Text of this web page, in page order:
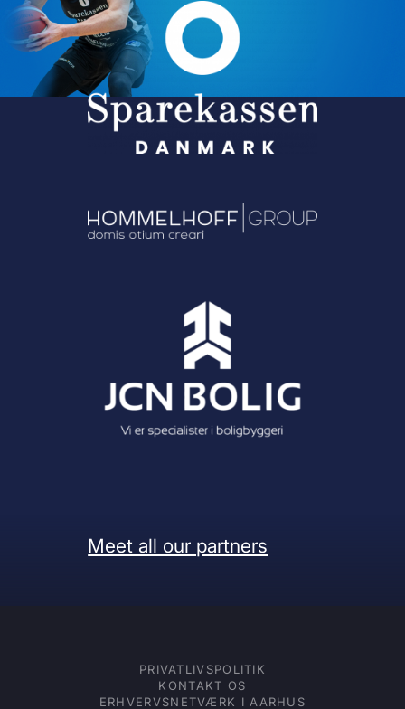
Meet all our partners
PRIVATLIVSPOLITIK
KONTAKT OS
ERHVERVSNETVÆRK I AARHUS